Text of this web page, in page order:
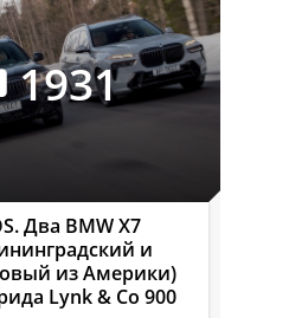
1931
Два BMW X7
и
из Америки)
Lynk & Co 900